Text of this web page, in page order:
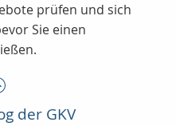
prüfen und sich
Sie einen
der GKV